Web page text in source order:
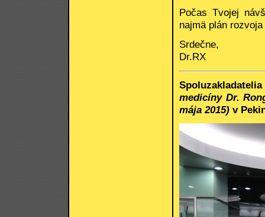
Počas Tvojej
najmä plán
Srdečne,
Dr.RX
medicíny Dr.
mája 2015) v